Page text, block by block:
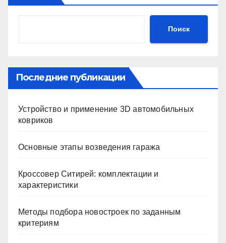
Поиск
Последние публикации
Устройство и применение 3D автомобильных
ковриков
Основные этапы возведения гаража
Кроссовер Ситирей: комплектации и
характеристики
Методы подбора новостроек по заданным
критериям